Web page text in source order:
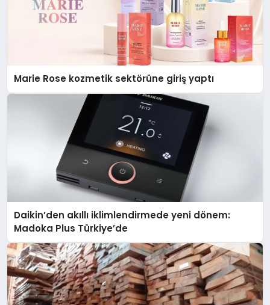
Marie Rose kozmetik sektörüne giriş yaptı
Daikin’den akıllı iklimlendirmede yeni dönem:
Madoka Plus Türkiye’de